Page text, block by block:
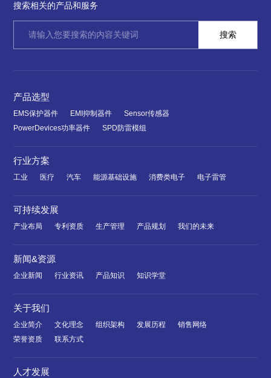
搜索相关的产品和服务
产品选型
EMS保护器件 EMI抑制器件
Sensor传感器
PowerDevices功率器件
SPD防雷模组
行业方案
工业 医疗 汽车 能源基础设施 消费类电子 电子雷管
可持续发展
产业布局 专利资质 生产管理 产品规划 我们的未来
新闻&资源
企业新闻 行业资讯 产品知识 知识学堂
关于我们
企业简介 文化理念 组织架构 发展历程
销售网络
荣誉资质
联系方式
人才发展